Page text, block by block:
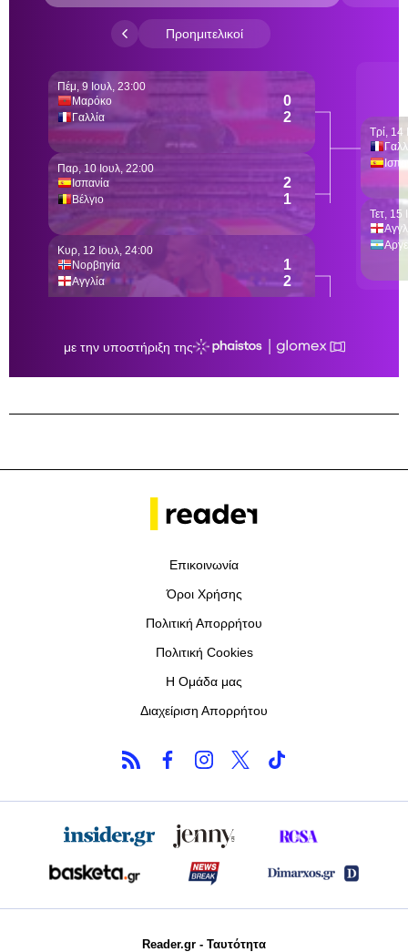
Επικοινωνία
Όροι Χρήσης
Πολιτική Απορρήτου
Πολιτική Cookies
Η Ομάδα μας
Διαχείριση Απορρήτου
Reader.gr - Ταυτότητα